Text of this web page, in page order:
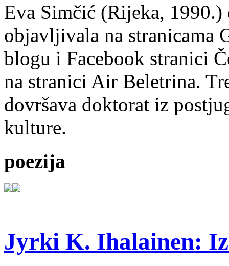
Eva Simčić (Rijeka, 1990.)
objavljivala na stranicama
blogu i Facebook stranici
na stranici Air Beletrina.
dovršava doktorat iz
kulture.
poezija
Jyrki K. Ihalainen: